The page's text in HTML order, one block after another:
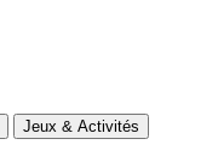
Jeux & Activités